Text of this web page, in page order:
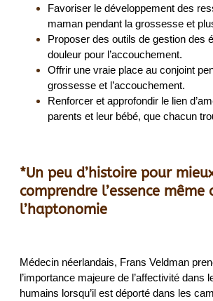
Favoriser le développement des
maman pendant la grossesse et
Proposer des outils de gestion des
douleur pour l’accouchement.
Offrir une vraie place au conjoint
grossesse et l’accouchement.
Renforcer et approfondir le lien
parents et leur bébé, que chacun
*Un peu d’histoire pour
comprendre l’essence même
l’haptonomie
Médecin néerlandais, Frans Veldman
l’importance majeure de l’affectivité dans
humains lorsqu’il est déporté dans les